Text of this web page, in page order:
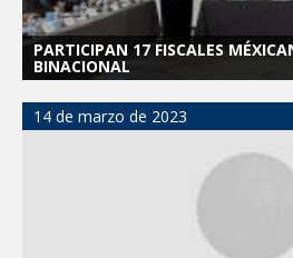
PARTICIPAN 17 FISCALES
BINACIONAL
14 de marzo de 2023